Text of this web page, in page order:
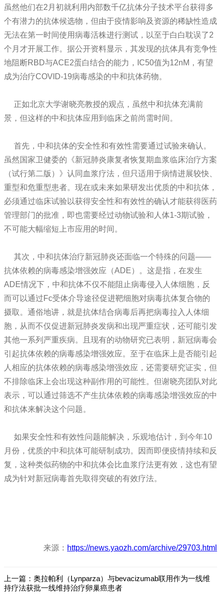
虽然他们在2月初就利用内部数千亿抗体分子技术平台获得多
个有潜力的抗体候选物，但由于疫情影响及资源的稀缺性造成
无法在第一时间使用病毒活株进行测试，以至于白白耽误了2
个月才开展工作。据公开资料显示，其发现的抗体具有竞争性
地阻断RBD与ACE2蛋白结合的能力，IC50值为12nM，有望
成为治疗COVID-19病毒感染的中和抗体药物。
正如北京大学谢晓亮教授的观点，虽然中和抗体充满前
景，但这样的中和抗体应用到临床之前尚需时间。
首先，中和抗体的安全性和有效性需要通过试验来确认。
虽然国家卫健委的《新冠肺炎康复者恢复期血浆临床治疗方案
（试行第二版）》认同血浆疗法，但只适用于病情进展较快、
重型和危重型患者。现在或未来如果研发出优质的中和抗体，
必须通过临床试验以获得安全性和有效性的确认才能获得医药
管理部门的批准，即也需要经过动物试验和人体1-3期试验，
不可能大幅缩短上市应用的时间。
其次，中和抗体治疗新冠肺炎还面临一个特殊的问题——
抗体依赖的病毒感染增强效应（ADE）。这是指，在发生
ADE情况下，中和抗体不仅不能阻止病毒侵入人体细胞，反
而可以通过Fc受体介导途径促进靶细胞对病毒抗体复合物的
摄取。通俗地讲，就是抗体结合病毒后再把病毒拉入人体细
胞，从而不仅促进新冠肺炎发病和出现严重症状，还可能引发
其他一系列严重疾病。且现有的动物研究已表明，新冠病毒会
引起抗体依赖的病毒感染增强效应。至于在临床上是否能引起
人相应的抗体依赖的病毒感染增强效应，还需要研究证实，但
不排除临床上会出现这种副作用的可能性。但谢晓亮团队对此
表示，可以通过筛选不产生抗体依赖的病毒感染增强效应的中
和抗体来解决这个问题。
如果安全性和有效性问题能解决，乐观地估计，到今年10
月份，优质的中和抗体可能研制成功。因而即便疫情持续和反
复，这种类似药物的中和抗体会比血浆疗法更有效，这也有望
成为针对新冠病毒首先取得突破的有效疗法。
来源： https://news.yaozh.com/archive/29703.html
上一篇： 奥拉帕利（Lynparza）与bevacizumab联用作为一线维
持疗法获批一线维持治疗卵巢癌患者